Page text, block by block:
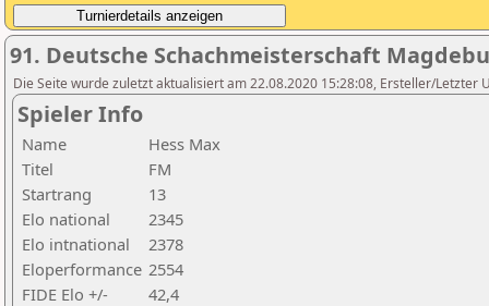
91. Deutsche Schachmeisterschaft
Die Seite wurde zuletzt aktualisiert am 22.08.2020 15:28:08, Ersteller/Letzter
Spieler Info
Name
Hess Max
Titel
FM
Startrang
13
Elo national
2345
Elo intnational
2378
Eloperformance 2554
FIDE Elo +/-
42,4